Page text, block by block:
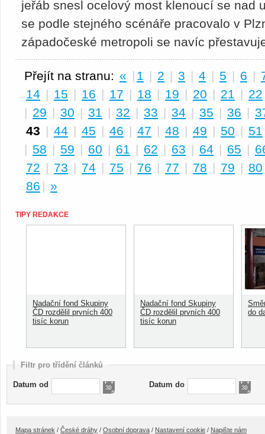
jeřáb snesl ocelový most klenoucí se nad
se podle stejného scénáře pracovalo v
západočeské metropoli se navíc
Přejít na stranu: « | 1 | 2 | 3 | 4 | 5 | 6 |
14 | 15 | 16 | 17 | 18 | 19 | 20 | 21 | 22
| 29 | 30 | 31 | 32 | 33 | 34 | 35 | 36 |
43 | 44 | 45 | 46 | 47 | 48 | 49 | 50 | 51
| 58 | 59 | 60 | 61 | 62 | 63 | 64 | 65 |
72 | 73 | 74 | 75 | 76 | 77 | 78 | 79 | 80
86 | »
TIPY REDAKCE
Nadační fond Skupiny
ČD rozdělil prvních 400
tisíc korun
Nadační fond Skupiny
ČD rozdělil prvních 400
tisíc korun
do
Filtr pro třídění článků
Datum od Datum do
Mapa stránek / České dráhy / Osobní doprava / Nastavení cookie / Napište nám